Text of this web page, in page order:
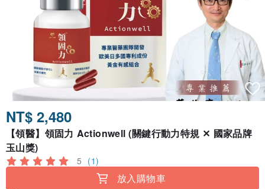
NT$ 2,480
【領醫】領固力 Actionwell (關鍵行動力特規 ✕ 國家品牌
玉山獎)
5 (1)
放入購物車